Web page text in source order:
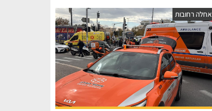
אחלה רחובות